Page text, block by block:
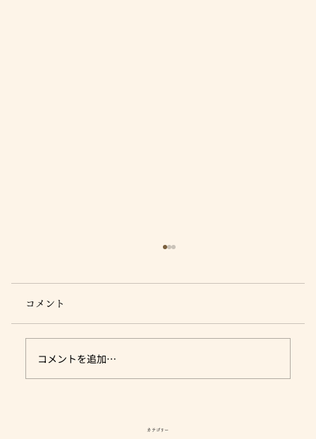
コメント
コメントを追加…
カテゴリー